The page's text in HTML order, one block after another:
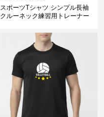
スポーツTシャツ シンプル長袖
クルーネック練習用トレーナー